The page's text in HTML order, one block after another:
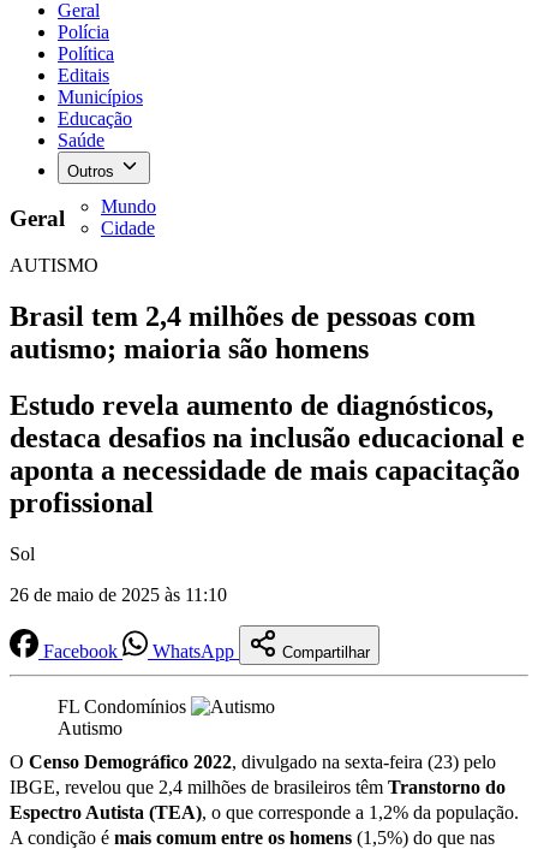
Geral
Polícia
Política
Editais
Municípios
Educação
Saúde
Outros
Mundo
Cidade
Geral
AUTISMO
Brasil tem 2,4 milhões de pessoas com
autismo; maioria são homens
Estudo revela aumento de diagnósticos,
destaca desafios na inclusão educacional e
aponta a necessidade de mais capacitação
profissional
Sol
26 de maio de 2025 às 11:10
Facebook WhatsApp Compartilhar
FL Condomínios
Autismo
O Censo Demográfico 2022, divulgado na sexta-feira (23) pelo
IBGE, revelou que 2,4 milhões de brasileiros têm Transtorno do
Espectro Autista (TEA), o que corresponde a 1,2% da população.
A condição é mais comum entre os homens (1,5%) do que nas